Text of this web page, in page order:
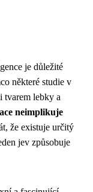
je důležité
některé studie v
tvarem lebky a
neimplikuje
že existuje určitý
jev způsobuje